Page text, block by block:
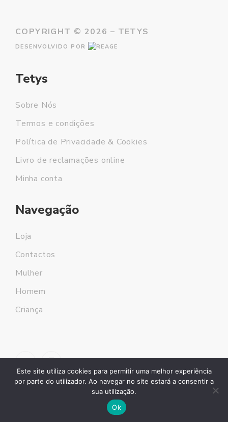
COPYRIGHT © 2026 – TETYS
DESENVOLVIDO POR
Tetys
Sobre Nós
Termos e condições
Política de Privacidade & Cookies
Livro de reclamações online
Minha conta
Navegação
Loja
Contactos
Mulher
Homem
Criança
Este site utiliza cookies para permitir uma melhor experiência
por parte do utilizador. Ao navegar no site estará a consentir a
sua utilização.
Ok